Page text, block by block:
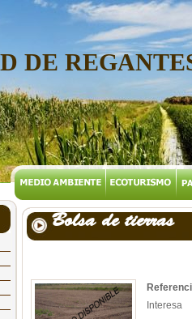
DE
Bolsa de tierras